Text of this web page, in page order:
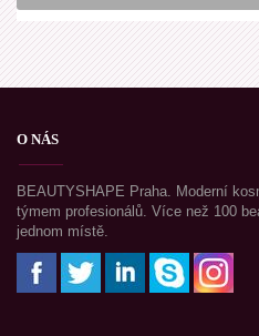
O NÁS
BEAUTYSHAPE Praha. Moderní
týmem profesionálů. Více než 100
jednom místě.